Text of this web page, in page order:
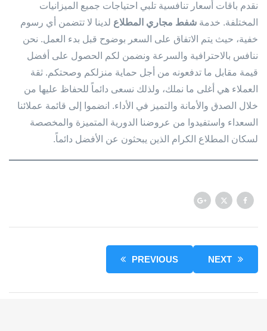
نقدم باقات أسعار تنافسية تلبي احتياجات جميع الميزانيات
المختلفة. خدمة شفط مجاري المطلاع لدينا لا تتضمن أي رسوم
خفية، حيث يتم الاتفاق على السعر بوضوح قبل بدء العمل. نحن
ننافس بالاحترافية والسرعة ونضمن لكم الحصول على أفضل
قيمة مقابل ما تدفعونه من أجل حماية منزلكم وصحتكم. ثقة
العملاء هي أغلى ما نملك، ولذلك نسعى دائماً للحفاظ عليها من
خلال الصدق والأمانة والتميز في الأداء. انضموا إلى قائمة عملائنا
السعداء واستفيدوا من عروضنا الدورية المتميزة والمخصصة
لسكان المطلاع الكرام الذين يبحثون عن الأفضل دائماً.
PREVIOUS NEXT